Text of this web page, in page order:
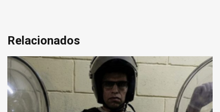
Relacionados